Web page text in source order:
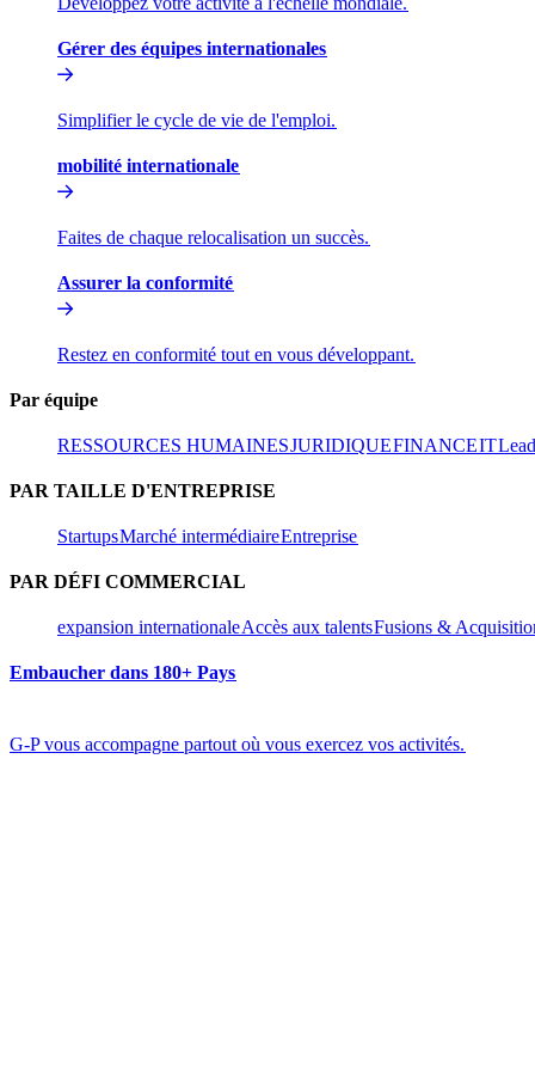
Gérer des équipes internationales​​
Simplifier le cycle de vie de l'emploi.​​
mobilité internationale​​
Faites de chaque relocalisation un succès.​​
Assurer la conformité​​
Restez en conformité tout en vous développant.​​
Par équipe​​
RESSOURCES HUMAINES​​JURIDIQUE​​FINANCE​​IT​​
PAR TAILLE D'ENTREPRISE​​
Startups​​Marché intermédiaire​​Entreprise​​
PAR DÉFI COMMERCIAL​​
expansion internationale​​Accès aux talents​​Fusions &
Embaucher dans 180+ Pays​​
G-P vous accompagne partout où vous exercez vos activités.​​